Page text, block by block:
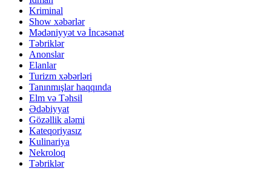
Kriminal
Show xəbərlər
Mədəniyyət və İncəsənət
Təbriklər
Anonslar
Elanlar
Turizm xəbərləri
Tanınmışlar haqqında
Elm və Təhsil
Ədəbiyyat
Gözəllik aləmi
Kateqoriyasız
Kulinariya
Nekroloq
Təbriklər